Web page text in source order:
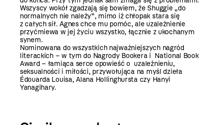
Wszyscy wokół zgadzają się bowiem, że Shuggie „do
normalnych nie należy”, mimo iż chłopak stara się
z całych sił. Agnes chce mu pomóc, ale uzależnienie
przyćmiewa w jej życiu wszystko, łącznie z ukochanym
synem.
Nominowana do wszystkich najważniejszych nagród
literackich – w tym do Nagrody Bookera i National Book
Award – łamiąca serce opowieść o uzależnieniu,
seksualności i miłości, przywołująca na myśl dzieła
Édouarda Louisa, Alana Hollinghursta czy Hanyi
Yanagihary.